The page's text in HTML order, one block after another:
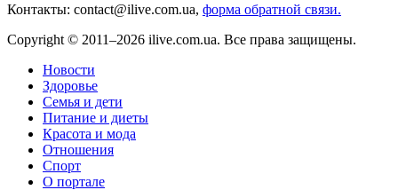
Контакты: contact@ilive.com.ua, форма обратной связи.
Copyright © 2011–2026 ilive.com.ua. Все права защищены.
Новости
Здоровье
Семья и дети
Питание и диеты
Красота и мода
Отношения
Спорт
О портале